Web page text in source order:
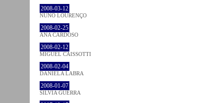
2008-03-12
NUNO LOURENÇO
2008-02-25
ANA CARDOSO
2008-02-12
MIGUEL CAISSOTTI
2008-02-04
DANIELA LABRA
2008-01-07
SÍLVIA GUERRA